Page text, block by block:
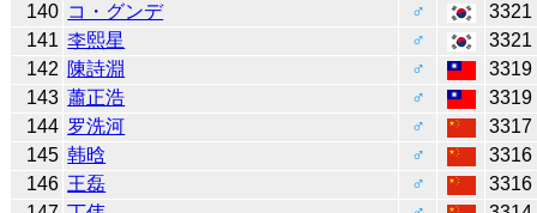
140 コ・グンデ ♂
3321
141 李熙星 ♂
3321
142 陳詩淵 ♂
3319
143 蕭正浩 ♂
3319
144 罗洗河 ♂
3317
145 韩晗 ♂
3316
146 王磊 ♂
3316